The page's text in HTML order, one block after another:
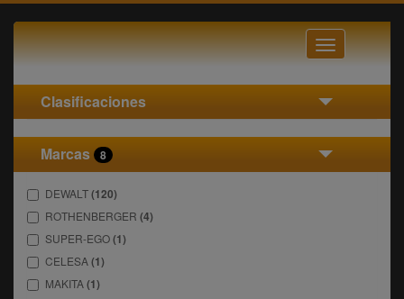
Navegación
Clasificaciones
Marcas 8
DEWALT(120)
ROTHENBERGER (4)
SUPER-EGO(1)
CELESA(1)
MAKITA(1)